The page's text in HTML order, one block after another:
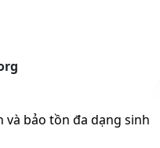
bảo tồn đa dạng sinh